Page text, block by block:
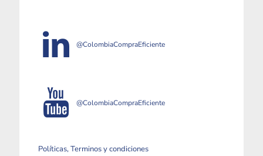
@ColombiaCompraEficiente
@ColombiaCompraEficiente
Políticas, Terminos y condiciones